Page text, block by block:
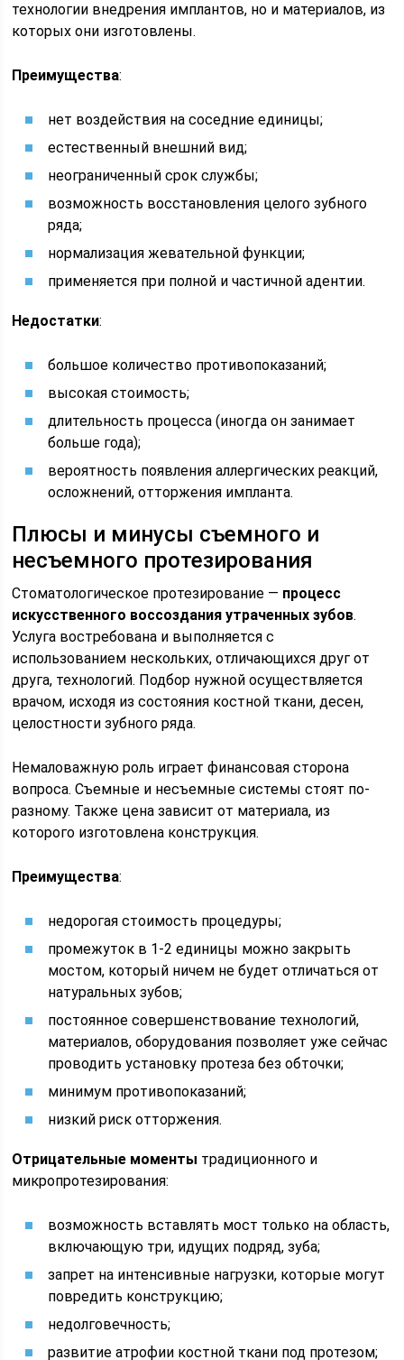
технологии внедрения имплантов, но и материалов, из
которых они изготовлены.
Преимущества:
нет воздействия на соседние единицы;
естественный внешний вид;
неограниченный срок службы;
возможность восстановления целого зубного
ряда;
нормализация жевательной функции;
применяется при полной и частичной адентии.
Недостатки:
большое количество противопоказаний;
высокая стоимость;
длительность процесса (иногда он занимает
больше года);
вероятность появления аллергических реакций,
осложнений, отторжения импланта.
Плюсы и минусы съемного и
несъемного протезирования
Стоматологическое протезирование — процесс
искусственного воссоздания утраченных зубов.
Услуга востребована и выполняется с
использованием нескольких, отличающихся друг от
друга, технологий. Подбор нужной осуществляется
врачом, исходя из состояния костной ткани, десен,
целостности зубного ряда.
Немаловажную роль играет финансовая сторона
вопроса. Съемные и несъемные системы стоят по-
разному. Также цена зависит от материала, из
которого изготовлена конструкция.
Преимущества:
недорогая стоимость процедуры;
промежуток в 1-2 единицы можно закрыть
мостом, который ничем не будет отличаться от
натуральных зубов;
постоянное совершенствование технологий,
материалов, оборудования позволяет уже сейчас
проводить установку протеза без обточки;
минимум противопоказаний;
низкий риск отторжения.
Отрицательные моменты традиционного и
микропротезирования:
возможность вставлять мост только на область,
включающую три, идущих подряд, зуба;
запрет на интенсивные нагрузки, которые могут
повредить конструкцию;
недолговечность;
развитие атрофии костной ткани под протезом;